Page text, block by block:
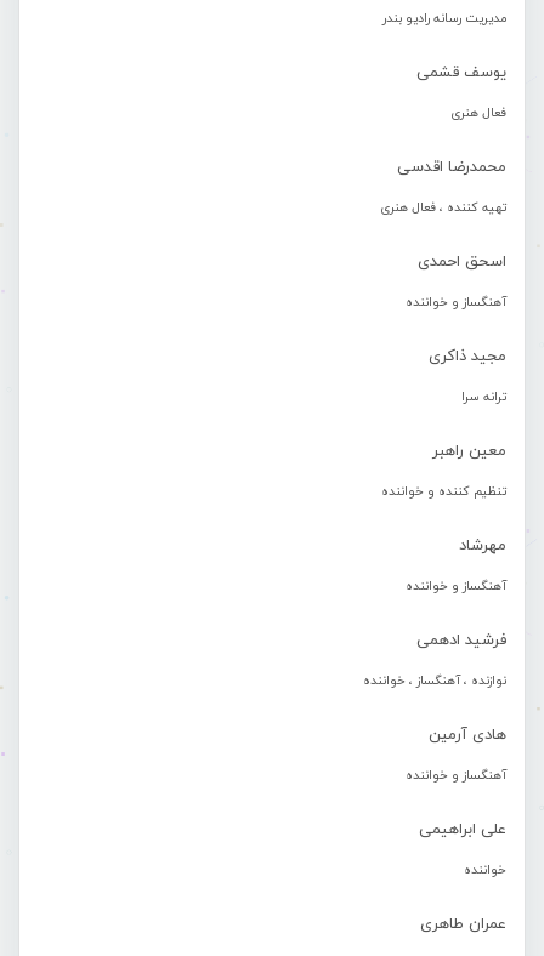
مدیریت رسانه رادیو بندر
یوسف قشمی
فعال هنری
محمدرضا اقدسی
تهیه کننده ، فعال هنری
اسحق احمدی
آهنگساز و خواننده
مجید ذاکری
ترانه سرا
معین راهبر
تنظیم کننده و خواننده
مهرشاد
آهنگساز و خواننده
فرشید ادهمی
نوازنده ، آهنگساز ، خواننده
هادی آرمین
آهنگساز و خواننده
علی ابراهیمی
خواننده
عمران طاهری